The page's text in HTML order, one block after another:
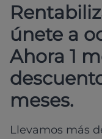
únete a
Ahora 1
meses.
Llevamos más